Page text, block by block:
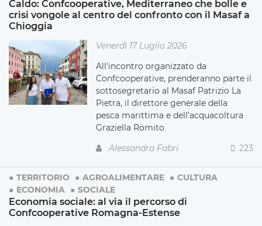
Caldo: Confcooperative, Mediterraneo che bolle e
crisi vongole al centro del confronto con il Masaf a
Chioggia
Venerdì 17 Luglio 2026
All'incontro organizzato da
Confcooperative, prenderanno parte il
sottosegretario al Masaf Patrizio La
Pietra, il direttore generale della
pesca marittima e dell’acquacoltura
Graziella Romito
Alessandra Fabri
223
TERRITORIO AGROALIMENTARE
CULTURA
ECONOMIA
SOCIALE
Economia sociale: al via il percorso di
Confcooperative Romagna-Estense